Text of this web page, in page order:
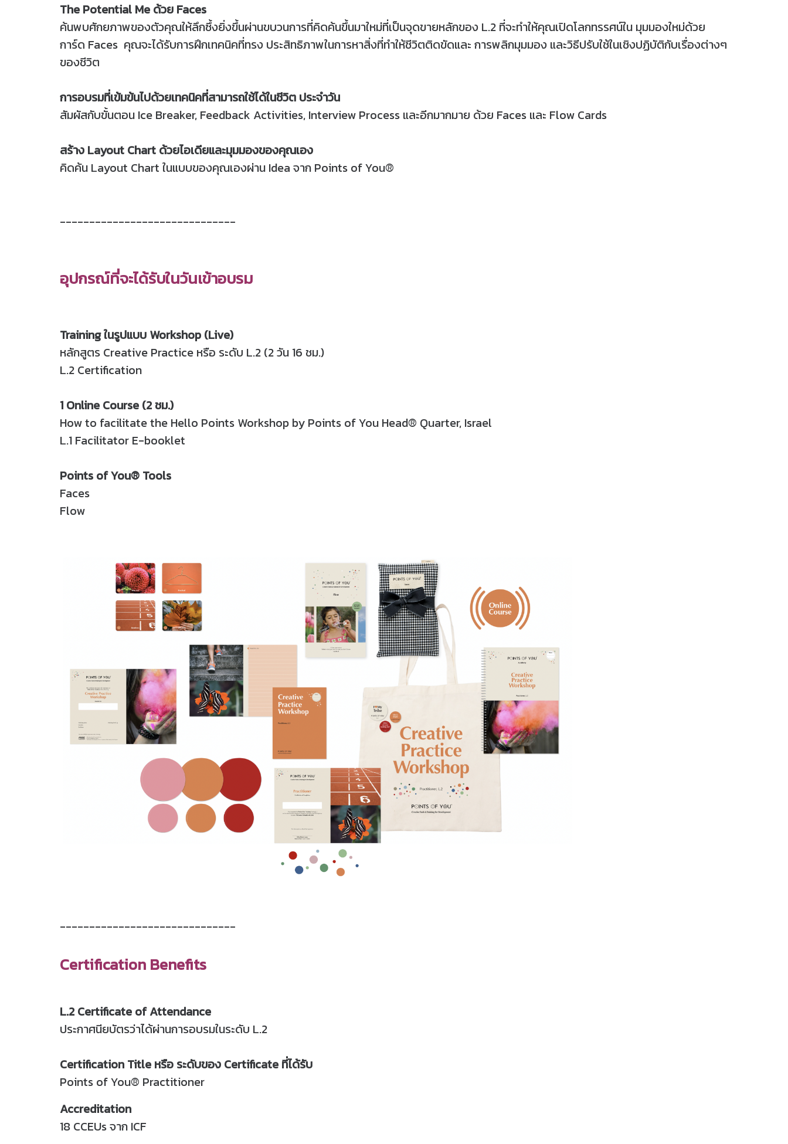
The Potential Me ด้วย Faces
ค้นพบศักยภาพของตัวคุณให้ลึกซึ้งยิ่งขึ้นผ่านขบวนการที่คิดค้นขึ้นมาใหม่ที่เป็นจุดขายหลักของ L.2 ที่จะทำให้คุณเปิดโลกทรรศน์ใน มุมมองใหม่ด้วย
การ์ด Faces คุณจะได้รับการฝึกเทคนิคที่ทรง ประสิทธิภาพในการหาสิ่งที่ทำให้ชีวิตติดขัดและ การพลิกมุมมอง และวิธีปรับใช้ในเชิงปฏิบัติกับเรื่องต่างๆ
ของชีวิต
การอบรมที่เข้มข้นไปด้วยเทคนิคที่สามารถใช้ได้ในชีวิต ประจำวัน
สัมผัสกับขั้นตอน Ice Breaker, Feedback Activities, Interview Process และอีกมากมาย ด้วย Faces และ Flow Cards
สร้าง Layout Chart ด้วยไอเดียและมุมมองของคุณเอง
คิดค้น Layout Chart ในแบบของคุณเองผ่าน Idea จาก Points of You®
------------------------------
อุปกรณ์ที่จะได้รับในวันเข้าอบรม
Training ในรูปแบบ Workshop (Live)
หลักสูตร Creative Practice หรือ ระดับ L.2 (2 วัน 16 ชม.)
L.2 Certification
1 Online Course (2 ชม.)
How to facilitate the Hello Points Workshop by Points of You Head® Quarter, Israel
L.1 Facilitator E-booklet
Points of You® Tools
Faces
Flow
------------------------------
Certification Benefits
L.2 Certificate of Attendance
ประกาศนียบัตรว่าได้ผ่านการอบรมในระดับ L.2
Certification Title หรือ ระดับของ Certificate ที่ได้รับ
Points of You® Practitioner
Accreditation
18 CCEUs จาก ICF